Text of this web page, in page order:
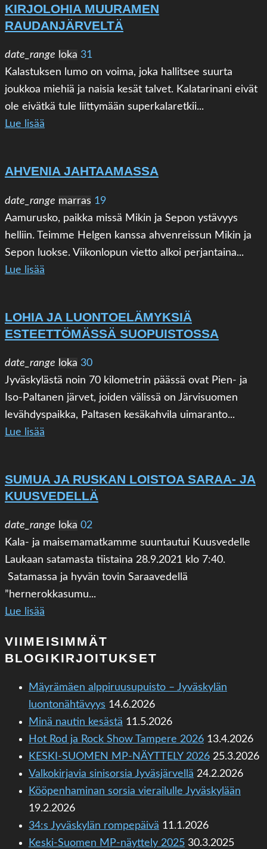
KIRJOLOHIA MUURAMEN
RAUDANJÄRVELTÄ
date_range loka 31
Kalastuksen lumo on voima, joka hallitsee suurta
joukkoa miehiä ja naisia kesät talvet. Kalatarinani eivät
ole eivätkä tule liittymään superkalaretkii...
Lue lisää
AHVENIA JAHTAAMASSA
date_range marras 19
Aamurusko, paikka missä Mikin ja Sepon ystävyys
helliin. Teimme Helgen kanssa ahvenreissun Mikin ja
Sepon luokse. Viikonlopun vietto alkoi perjantaina...
Lue lisää
LOHIA JA LUONTOELÄMYKSIÄ
ESTEETTÖMÄSSÄ SUOPUISTOSSA
date_range loka 30
Jyväskylästä noin 70 kilometrin päässä ovat Pien- ja
Iso-Paltanen järvet, joiden välissä on Järvisuomen
levähdyspaikka, Paltasen kesäkahvila uimaranto...
Lue lisää
SUMUA JA RUSKAN LOISTOA SARAA- JA
KUUSVEDELLÄ
date_range loka 02
Kala- ja maisemamatkamme suuntautui Kuusvedelle
Laukaan satamasta tiistaina 28.9.2021 klo 7:40.
Satamassa ja hyvän tovin Saraavedellä
”hernerokkasumu...
Lue lisää
VIIMEISIMMÄT
BLOGIKIRJOITUKSET
Mäyrämäen alppiruusupuisto – Jyväskylän
luontonähtävyys 14.6.2026
Minä nautin kesästä 11.5.2026
Hot Rod ja Rock Show Tampere 2026 13.4.2026
KESKI-SUOMEN MP-NÄYTTELY 2026 25.3.2026
Valkokirjavia sinisorsia Jyväsjärvellä 24.2.2026
Kööpenhaminan sorsia vierailulle Jyväskylään
19.2.2026
34:s Jyväskylän rompepäivä 11.1.2026
Keski-Suomen MP-näyttely 2025 30.3.2025